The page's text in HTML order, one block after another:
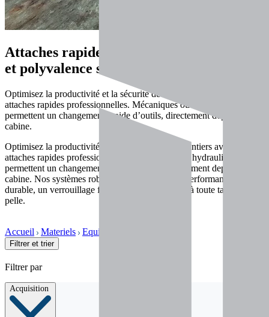
Attaches rapides : performance, sécurité
et polyvalence sur chantier
Optimisez la productivité et la sécurité de vos chantiers avec les
attaches rapides professionnelles. Mécaniques ou hydrauliques, elles
permettent un changement rapide d’outils, directement depuis la
cabine.
Optimisez la productivité et la sécurité de vos chantiers avec les
attaches rapides professionnelles. Mécaniques ou hydrauliques, elles
permettent un changement rapide d’outils, directement depuis la
cabine. Nos systèmes robustes garantissent une performance
durable, un verrouillage fiable, et une adaptation à toute taille de
pelle.
Accueil Materiels Equipements
Filtrer et trier
Filtrer par
Acquisition